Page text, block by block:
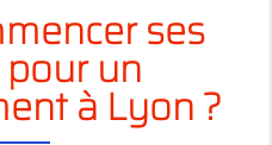
ses
un
à Lyon ?